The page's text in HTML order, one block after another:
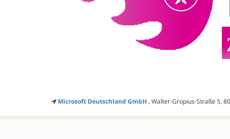
Microsoft Deutschland GmbH , Walter-Gropius-Straße 5,